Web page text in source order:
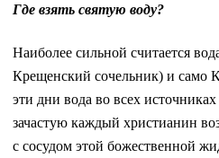
Где взять святую воду?
Наиболее сильной считается
Крещенский сочельник) и само
эти дни вода во всех
зачастую каждый христианин
с сосудом этой божественной